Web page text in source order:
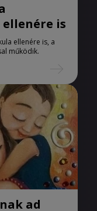
is
ellenére is, a
működik.
ad